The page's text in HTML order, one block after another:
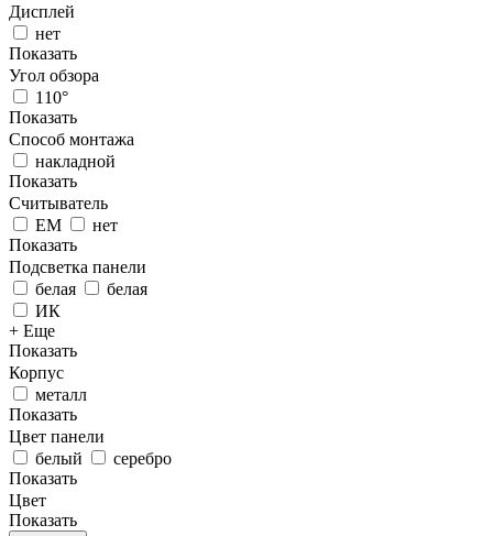
Дисплей
нет
Показать
Угол обзора
110°
Показать
Способ монтажа
накладной
Показать
Считыватель
EM
нет
Показать
Подсветка панели
белая
белая
ИК
+ Еще
Показать
Корпус
металл
Показать
Цвет панели
белый
серебро
Показать
Цвет
Показать